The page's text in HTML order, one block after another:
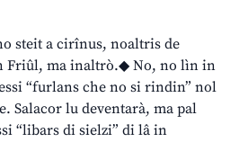
steit a cirînus, noaltris de
Friûl, ma inaltrò.◆ No, no lìn in
“furlans che no si rindin” nol
Salacor lu deventarà, ma pal
“libars di sielzi” di lâ in